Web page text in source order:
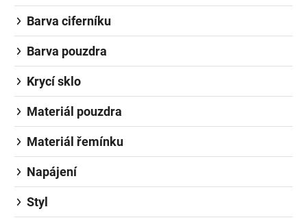
Barva ciferníku
Barva pouzdra
Krycí sklo
Materiál pouzdra
Materiál řemínku
Napájení
Styl